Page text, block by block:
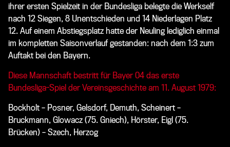
ihrer ersten Spielzeit in der Bundesliga belegte die Werkself
nach 12 Siegen, 8 Unentschieden und 14 Niederlagen Platz
12. Auf einem Abstiegsplatz hatte der Neuling lediglich einmal
im kompletten Saisonverlauf gestanden: nach dem 1:3 zum
Auftakt bei den Bayern.
Diese Mannschaft bestritt für Bayer 04 das erste
Bundesliga-Spiel der Vereinsgeschichte am 11. August 1979:
Bockholt – Posner, Gelsdorf, Demuth, Scheinert –
Bruckmann, Glowacz (75. Gniech), Hörster, Eigl (75.
Brücken) – Szech, Herzog